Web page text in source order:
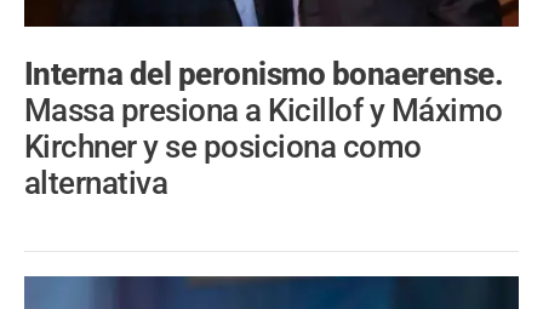
Interna del peronismo bonaerense.
Massa presiona a Kicillof y Máximo
Kirchner y se posiciona como
alternativa